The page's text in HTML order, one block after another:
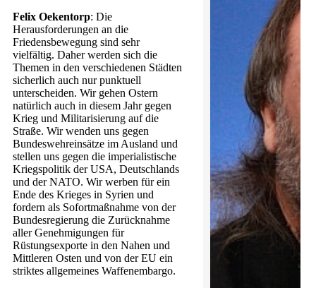
Felix Oekentorp: Die
Herausforderungen an die
Friedensbewegung sind sehr
vielfältig. Daher werden sich die
Themen in den verschiedenen Städten
sicherlich auch nur punktuell
unterscheiden. Wir gehen Ostern
natürlich auch in diesem Jahr gegen
Krieg und Militarisierung auf die
Straße. Wir wenden uns gegen
Bundeswehreinsätze im Ausland und
stellen uns gegen die imperialistische
Kriegspolitik der USA, Deutschlands
und der NATO. Wir werben für ein
Ende des Krieges in Syrien und
fordern als Sofortmaßnahme von der
Bundesregierung die Zurücknahme
aller Genehmigungen für
Rüstungsexporte in den Nahen und
Mittleren Osten und von der EU ein
striktes allgemeines Waffenembargo.